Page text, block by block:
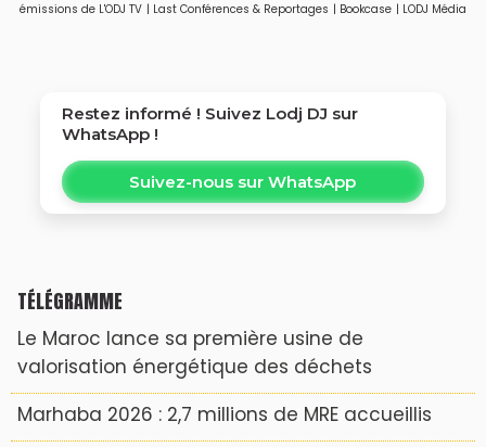
émissions de L'ODJ TV | Last Conférences & Reportages | Bookcase | LODJ Média
Restez informé ! Suivez Lodj DJ sur
WhatsApp !
Suivez-nous sur WhatsApp
TÉLÉGRAMME
Le Maroc lance sa première usine de
valorisation énergétique des déchets
Marhaba 2026 : 2,7 millions de MRE accueillis